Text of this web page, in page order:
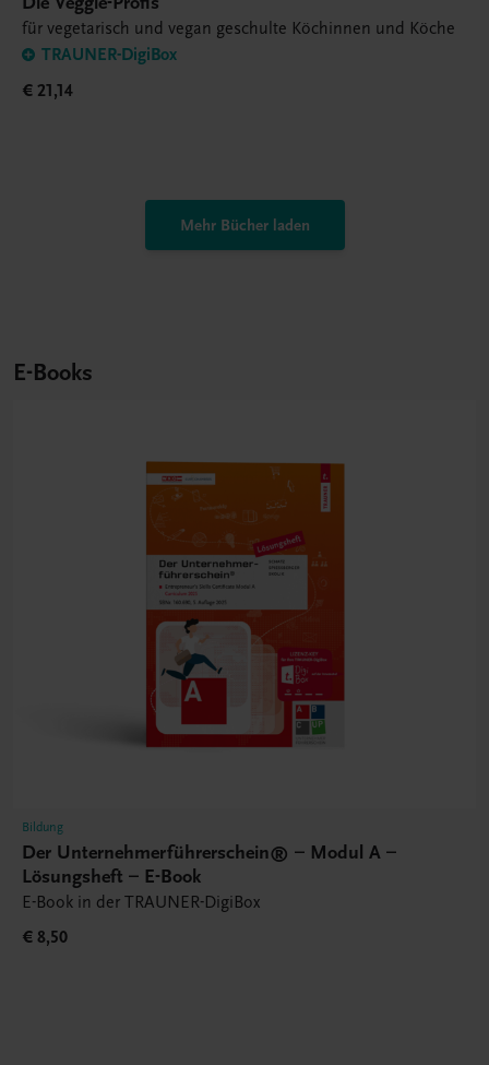
für vegetarisch und vegan geschulte Köchinnen und Köche
TRAUNER-DigiBox
€ 21,14
Mehr Bücher laden
E-Books
Bildung
Der Unternehmerführerschein® – Modul A –
Lösungsheft – E-Book
E-Book in der TRAUNER-DigiBox
€ 8,50